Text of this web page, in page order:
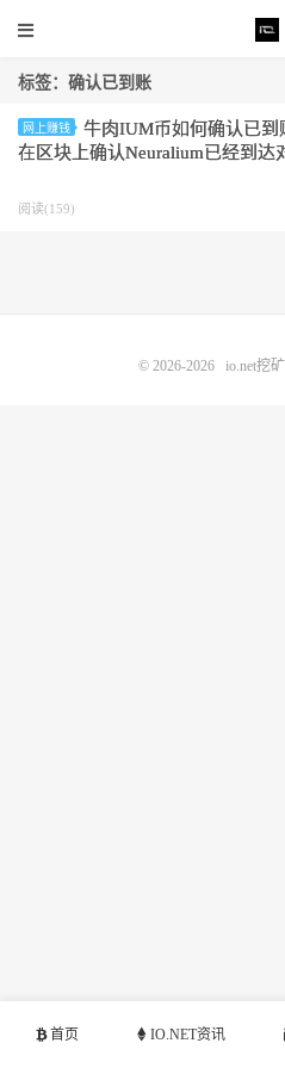
标签：确认已到账
网上赚钱
牛肉IUM币如何确认已到
在区块上确认Neuralium已经到达
阅读(159)
首页 IO.NET资讯
© 2026-2026 io.net挖